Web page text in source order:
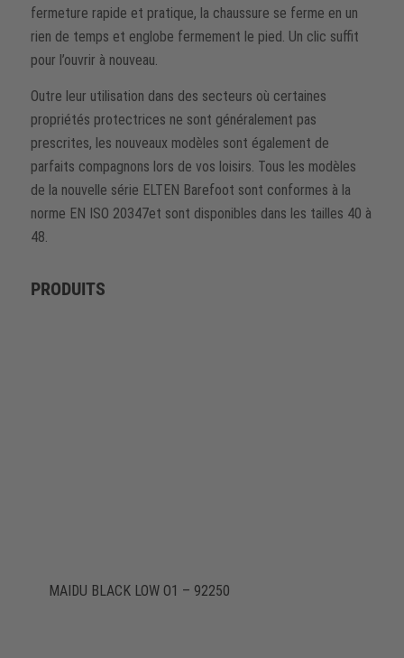
fermeture rapide et pratique, la chaussure se ferme en un
rien de temps et englobe fermement le pied. Un clic suffit
pour l’ouvrir à nouveau.
Outre leur utilisation dans des secteurs où certaines
propriétés protectrices ne sont généralement pas
prescrites, les nouveaux modèles sont également de
parfaits compagnons lors de vos loisirs. Tous les modèles
de la nouvelle série ELTEN Barefoot sont conformes à la
norme EN ISO 20347et sont disponibles dans les tailles 40 à
48.
PRODUITS
MAIDU BLACK LOW O1 – 92250